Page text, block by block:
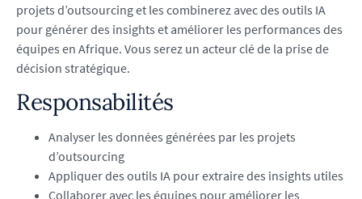
projets d’outsourcing et les combinerez avec des outils IA
pour générer des insights et améliorer les performances des
équipes en Afrique. Vous serez un acteur clé de la prise de
décision stratégique.
Responsabilités
Analyser les données générées par les projets
d’outsourcing
Appliquer des outils IA pour extraire des insights utiles
Collaborer avec les équipes pour améliorer les